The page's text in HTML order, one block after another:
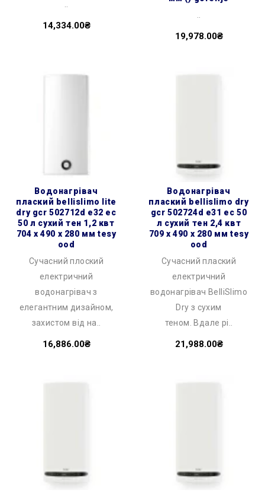
14,334.00₴
19,978.00₴
водонагрівач
плаский bellislimo lite
dry gcr 502712d e32 ec
50 л сухий тен 1,2 квт
704 x 490 x 280 мм tesy
ood
Сучасний плоский
електричний
водонагрівач з
елегантним дизайном,
захистом від на..
16,886.00₴
водонагрівач
плаский bellislimo dry
gcr 502724d e31 ec 50
л сухий тен 2,4 квт
709 x 490 x 280 мм tesy
ood
Сучасний плаский
електричний
водонагрівач BelliSlimo
Dry з сухим
теном. Вдале рі..
21,988.00₴